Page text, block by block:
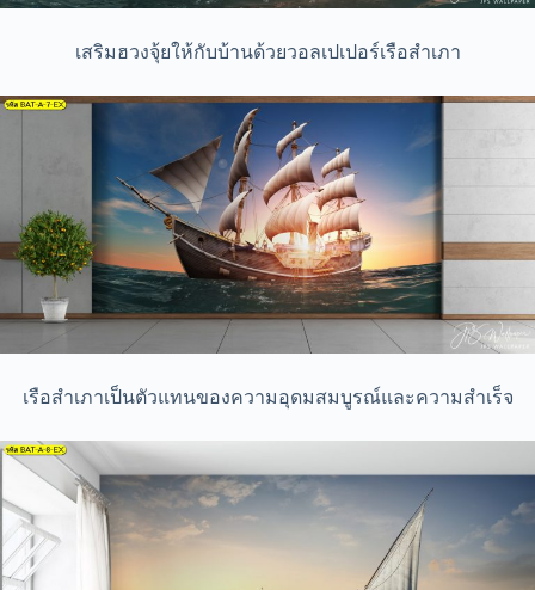
เสริมฮวงจุ้ยให้กับบ้านด้วยวอลเปเปอร์เรือสำเภา
เรือสำเภาเป็นตัวแทนของความอุดมสมบูรณ์และความสำเร็จ